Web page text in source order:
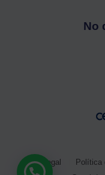
No
Aviso legal Política